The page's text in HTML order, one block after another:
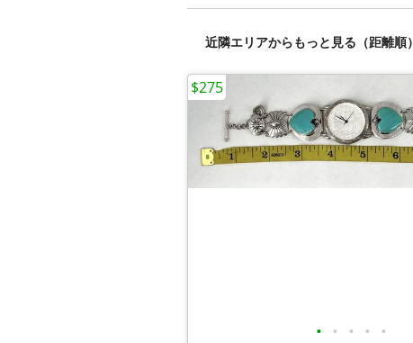
近隣エリアからもっと見る（距離順）
• • • • •
$275